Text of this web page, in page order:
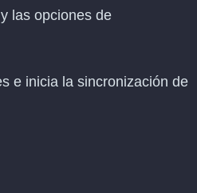
las opciones de
e inicia la sincronización de